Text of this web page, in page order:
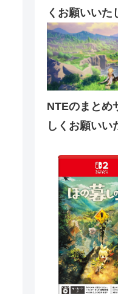
くお願いいた
NTEのまとめ
しくお願いい